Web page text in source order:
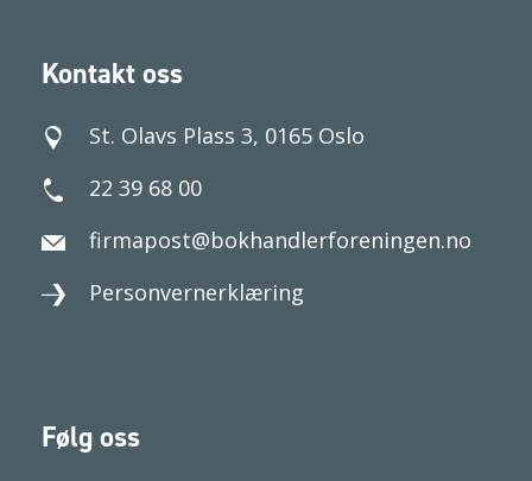
Kontakt oss
St. Olavs Plass 3, 0165 Oslo
22 39 68 00
firmapost@bokhandlerforeningen.no
Personvernerklæring
Følg oss